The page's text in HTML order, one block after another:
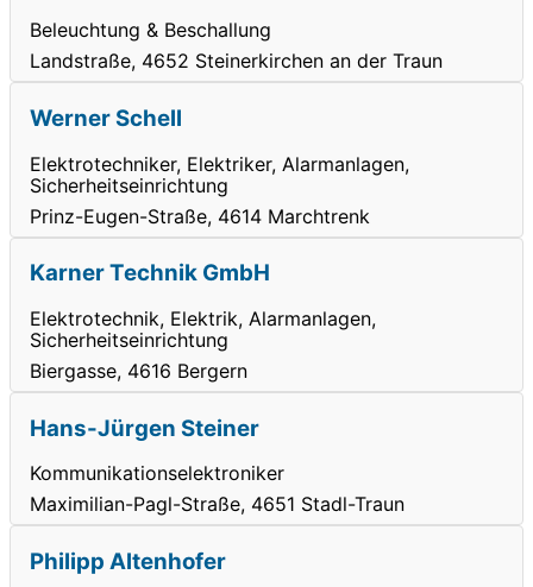
Beleuchtung & Beschallung
Landstraße, 4652 Steinerkirchen an der Traun
Werner Schell
Elektrotechniker, Elektriker, Alarmanlagen,
Sicherheitseinrichtung
Prinz-Eugen-Straße, 4614 Marchtrenk
Karner Technik GmbH
Elektrotechnik, Elektrik, Alarmanlagen,
Sicherheitseinrichtung
Biergasse, 4616 Bergern
Hans-Jürgen Steiner
Kommunikationselektroniker
Maximilian-Pagl-Straße, 4651 Stadl-Traun
Philipp Altenhofer